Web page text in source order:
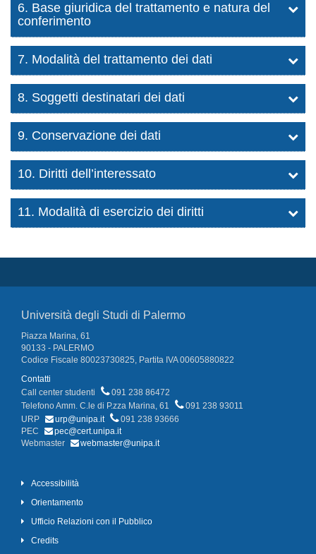
6. Base giuridica del trattamento e natura del
conferimento
7. Modalità del trattamento dei dati
8. Soggetti destinatari dei dati
9. Conservazione dei dati
10. Diritti dell’interessato
11. Modalità di esercizio dei diritti
Università degli Studi di Palermo
Piazza Marina, 61
90133 - PALERMO
Codice Fiscale 80023730825, Partita IVA 00605880822
Contatti
Call center studenti
091 238 86472
Telefono Amm. C.le di P.zza Marina, 61
091 238 93011
URP
urp@unipa.it
091 238 93666
PEC
pec@cert.unipa.it
Webmaster
webmaster@unipa.it
Accessibilità
Orientamento
Ufficio Relazioni con il Pubblico
Credits